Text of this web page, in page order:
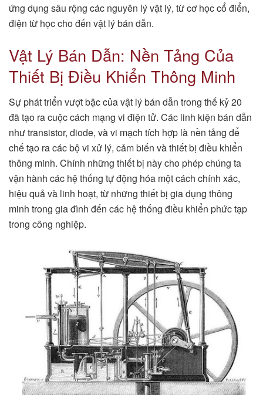
ứng dụng sâu rộng các nguyên lý vật lý, từ cơ học cổ điển,
điện từ học cho đến vật lý bán dẫn.
Vật Lý Bán Dẫn: Nền Tảng Của
Thiết Bị Điều Khiển Thông Minh
Sự phát triển vượt bậc của vật lý bán dẫn trong thế kỷ 20
đã tạo ra cuộc cách mạng vi điện tử. Các linh kiện bán dẫn
như transistor, diode, và vi mạch tích hợp là nền tảng để
chế tạo ra các bộ vi xử lý, cảm biến và thiết bị điều khiển
thông minh. Chính những thiết bị này cho phép chúng ta
vận hành các hệ thống tự động hóa một cách chính xác,
hiệu quả và linh hoạt, từ những thiết bị gia dụng thông
minh trong gia đình đến các hệ thống điều khiển phức tạp
trong công nghiệp.